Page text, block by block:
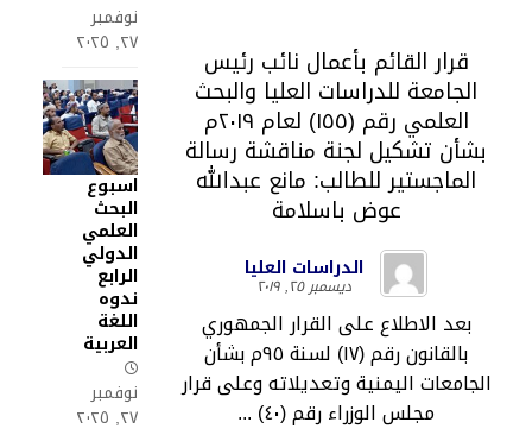
قرار القائم بأعمال نائب رئيس
الجامعة للدراسات العليا والبحث
العلمي رقم (١٥٥) لعام ٢٠١٩م
بشأن تشكيل لجنة مناقشة رسالة
الماجستير للطالب: مانع عبدالله
عوض باسلامة
الدراسات العليا
ديسمبر ٢٥, ٢٠١٩
بعد الاطلاع على القرار الجمهوري
بالقانون رقم (١٧) لسنة ٩٥م بشأن
الجامعات اليمنية وتعديلاته وعلى قرار
مجلس الوزراء رقم (٤٠) ...
نوفمبر
٢٧, ٢٠٢٥
اسبوع
البحث
العلمي
الدولي
الرابع
ندوه
اللغة
العربية
نوفمبر
٢٧, ٢٠٢٥